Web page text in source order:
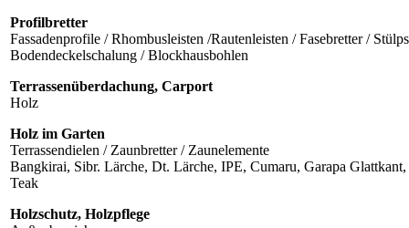
Profilbretter
Fassadenprofile / Rhombusleisten /Rautenleisten / Fasebretter /
Bodendeckelschalung / Blockhausbohlen
Terrassenüberdachung, Carport
Holz
Holz im Garten
Terrassendielen / Zaunbretter / Zaunelemente
Bangkirai, Sibr. Lärche, Dt. Lärche, IPE, Cumaru, Garapa
Teak
Holzschutz, Holzpflege